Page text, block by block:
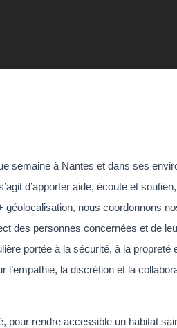
semaine à Nantes et dans ses
d’apporter aide, écoute et
nous coordonnons
des personnes concernées et de
portée à la sécurité, à la
la discrétion et la
rendre accessible un habitat